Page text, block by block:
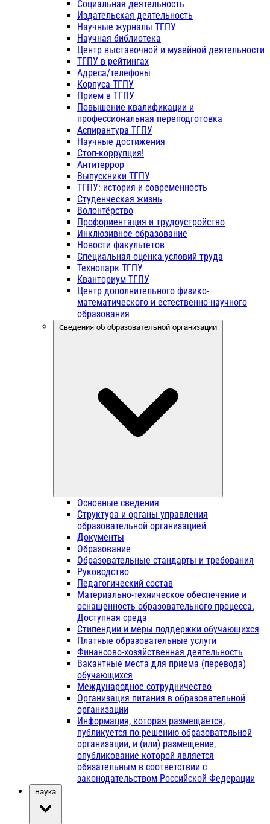
Социальная деятельность
Издательская деятельность
Научные журналы ТГПУ
Научная библиотека
Центр выставочной и музейной деятельности
ТГПУ в рейтингах
Адреса/телефоны
Корпуса ТГПУ
Прием в ТГПУ
Повышение квалификации и
профессиональная переподготовка
Аспирантура ТГПУ
Научные достижения
Стоп-коррупция!
Антитеррор
Выпускники ТГПУ
ТГПУ: история и современность
Студенческая жизнь
Волонтёрство
Профориентация и трудоустройство
Инклюзивное образование
Новости факультетов
Специальная оценка условий труда
Технопарк ТГПУ
Кванториум ТГПУ
Центр дополнительного физико-
математического и естественно-научного
образования
Сведения об образовательной организации
Основные сведения
Структура и органы управления
образовательной организацией
Документы
Образование
Образовательные стандарты и требования
Руководство
Педагогический состав
Материально-техническое обеспечение и
оснащенность образовательного процесса.
Доступная среда
Стипендии и меры поддержки обучающихся
Платные образовательные услуги
Финансово-хозяйственная деятельность
Вакантные места для приема (перевода)
обучающихся
Международное сотрудничество
Организация питания в образовательной
организации
Информация, которая размещается,
публикуется по решению образовательной
организации, и (или) размещение,
опубликование которой является
обязательным в соответствии с
законодательством Российской Федерации
Наука